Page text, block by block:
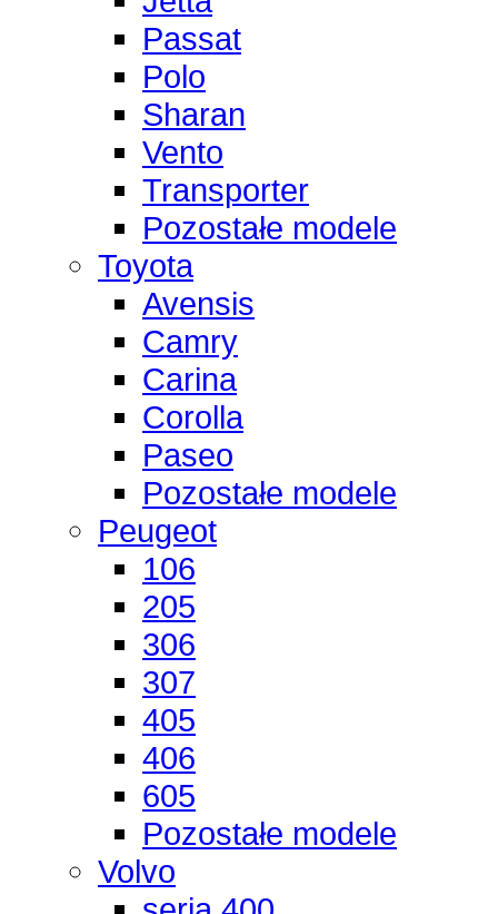
Passat
Polo
Sharan
Vento
Transporter
Pozostałe modele
Toyota
Avensis
Camry
Carina
Corolla
Paseo
Pozostałe modele
Peugeot
106
205
306
307
405
406
605
Pozostałe modele
Volvo